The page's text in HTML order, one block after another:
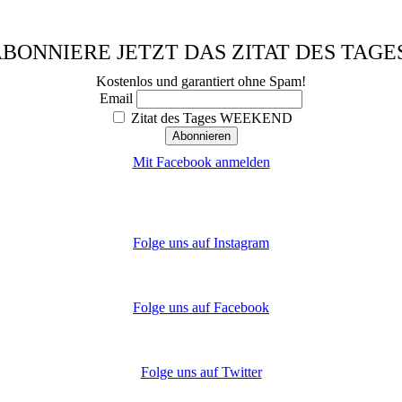
JETZT DAS ZITAT DES
Kostenlos und garantiert ohne Spam!
Email
Zitat des Tages WEEKEND
Mit Facebook anmelden
Folge uns auf Instagram
Folge uns auf Facebook
Folge uns auf Twitter